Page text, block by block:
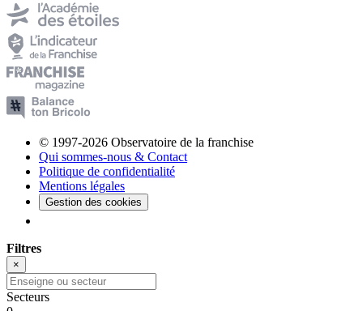
© 1997-2026 Observatoire de la franchise
Qui sommes-nous & Contact
Politique de confidentialité
Mentions légales
Gestion des cookies
Filtres
×
Secteurs